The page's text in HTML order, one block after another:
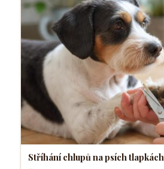
Stříhání chlupů na psích tlapkách